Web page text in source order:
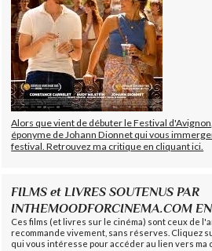
Alors que vient de débuter le Festival
éponyme de Johann Dionnet qui vous
festival. Retrouvez ma critique en cliquant ici.
FILMS et LIVRES SOUTENUS PAR
INTHEMOODFORCINEMA.COM
Ces films (et livres sur le cinéma) sont ceux de
recommande vivement, sans réserves. Cliquez
qui vous intéresse pour accéder au lien vers ma